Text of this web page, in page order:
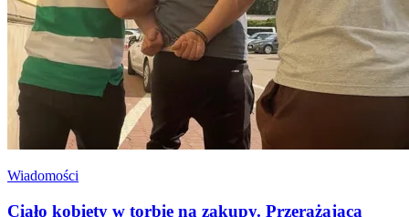
Wiadomości
Ciało kobiety w torbie na zakupy. Przerażająca